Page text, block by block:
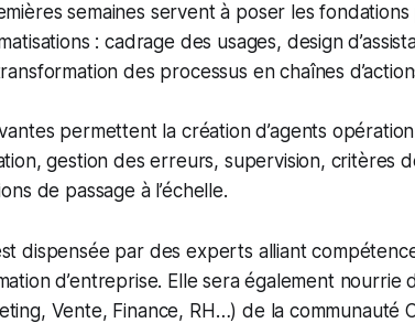
semaines servent à poser les fondations
: cadrage des usages, design
des processus en chaînes
permettent la création d’agents
gestion des erreurs, supervision, critères
de passage à l’échelle.
dispensée par des experts alliant
d’entreprise. Elle sera également nourrie
Vente, Finance, RH…) de la communauté